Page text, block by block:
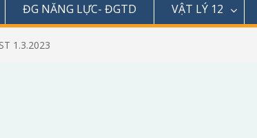
ĐG NĂNG LỰC- ĐGTD VẬT LÝ 12
1.3.2023